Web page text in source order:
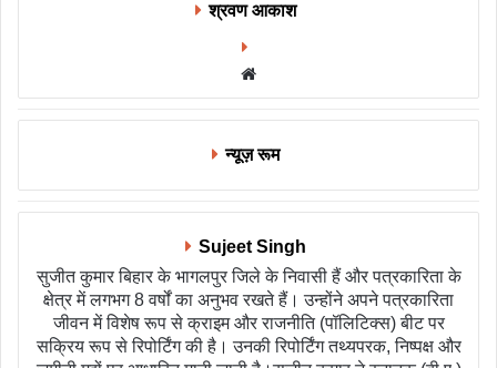
श्रवण आकाश
न्यूज़ रूम
Sujeet Singh
सुजीत कुमार बिहार के भागलपुर जिले के निवासी हैं और पत्रकारिता के
क्षेत्र में लगभग 8 वर्षों का अनुभव रखते हैं। उन्होंने अपने पत्रकारिता
जीवन में विशेष रूप से क्राइम और राजनीति (पॉलिटिक्स) बीट पर
सक्रिय रूप से रिपोर्टिंग की है। उनकी रिपोर्टिंग तथ्यपरक, निष्पक्ष और